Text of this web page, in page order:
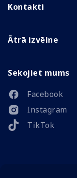
Kontakti
Ātrā izvēlne
Sekojiet mums
Facebook
Instagram
TikTok